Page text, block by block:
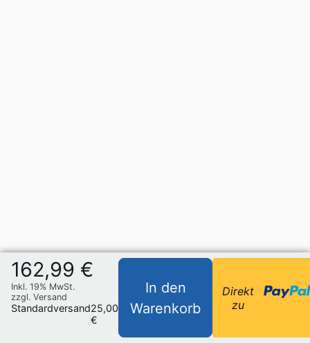
162,99 €
Inkl. 19% MwSt.
zzgl. Versand
Standardversand25,00
€
In den
Warenkorb
Direkt
zu